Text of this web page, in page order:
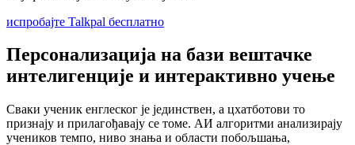
испробајте Talkpal бесплатно
Персонализација на бази вештачке
интелигенције и интерактивно учење
Сваки ученик енглеског је јединствен, а цхатботови то
признају и прилагођавају се томе. АИ алгоритми анализирају
учеников темпо, ниво знања и области побољшања,